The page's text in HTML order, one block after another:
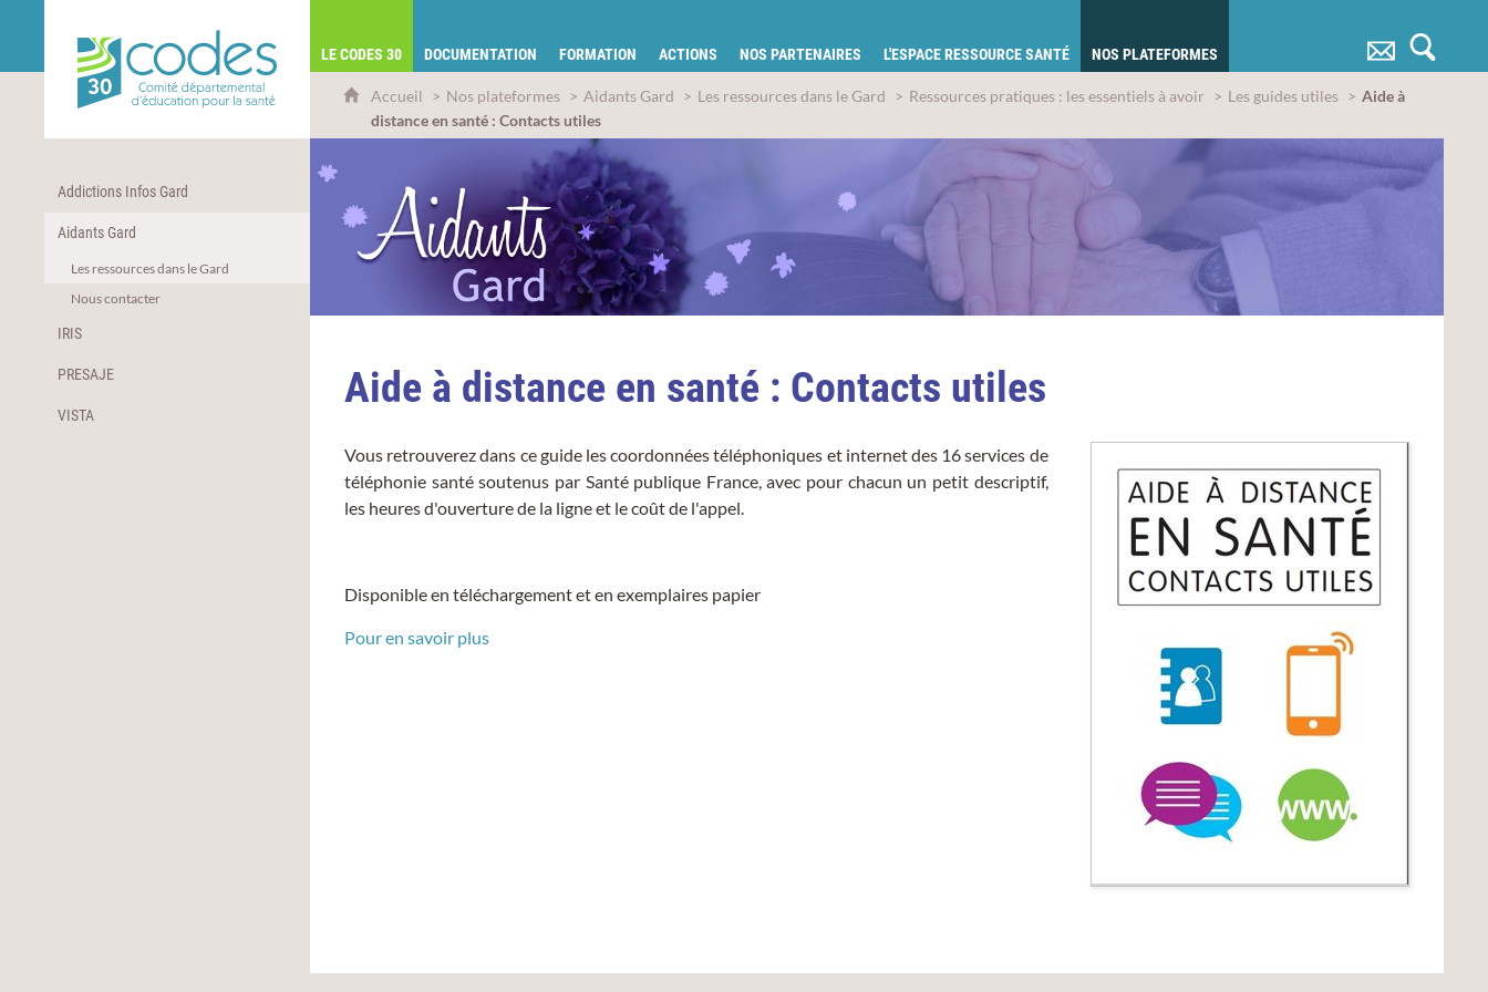
LE CODES 30 DOCUMENTATION FORMATION ACTIONS NOS PARTENAIRES L'ESPACE RESSOURCE SANTÉ NOS PLATEFORMES
Addictions Infos Gard
Aidants Gard
Les ressources dans le Gard
Nous contacter
IRIS
PRESAJE
VISTA
Accueil Nos plateformes Aidants Gard Les ressources dans le Gard Ressources pratiques : les essentiels à avoir Les guides utiles
Aide à
distance en santé : Contacts utiles
Aide à distance en santé : Contacts utiles
Vous retrouverez dans ce guide les coordonnées téléphoniques et internet des 16 services de
téléphonie santé soutenus par Santé publique France, avec pour chacun un petit descriptif,
les heures d'ouverture de la ligne et le coût de l'appel.
Disponible en téléchargement et en exemplaires papier
Pour en savoir plus